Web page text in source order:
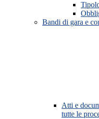
Bandi di gara e
Atti e
tutte le